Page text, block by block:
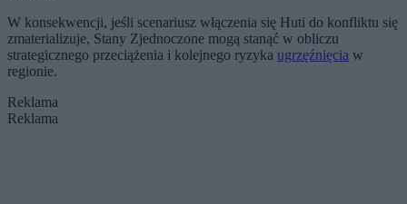
W konsekwencji, jeśli scenariusz włączenia się Huti do konfliktu się
zmaterializuje, Stany Zjednoczone mogą stanąć w obliczu
strategicznego przeciążenia i kolejnego ryzyka ugrzęźnięcia w
regionie.
Reklama
Reklama